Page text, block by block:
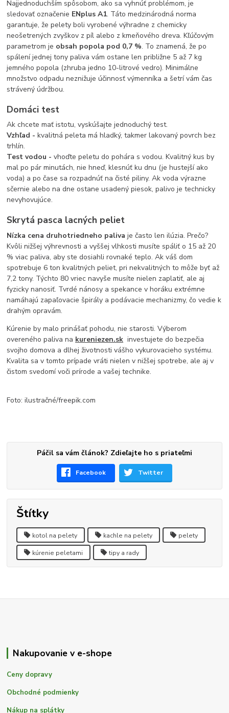
Najjednoduchším spôsobom, ako sa vyhnúť problémom, je
sledovať označenie ENplus A1. Táto medzinárodná norma
garantuje, že pelety boli vyrobené výhradne z chemicky
neošetrených zvyškov z píl alebo z kmeňového dreva. Kľúčovým
parametrom je obsah popola pod 0,7 %. To znamená, že po
spálení jednej tony paliva vám ostane len približne 5 až 7 kg
jemného popola (zhruba jedno 10-litrové vedro). Minimálne
množstvo odpadu neznižuje účinnosť výmenníka a šetrí vám čas
strávený údržbou.
Domáci test
Ak chcete mať istotu, vyskúšajte jednoduchý test.
Vzhľad -kvalitná peleta má hladký, takmer lakovaný povrch bez
trhlín.
Test vodou -vhoďte peletu do pohára s vodou. Kvalitný kus by
mal po pár minutách, nie hneď, klesnúť ku dnu (je hustejší ako
voda) a po čase sa rozpadnúť na čisté piliny. Ak voda výrazne
sčernie alebo na dne ostane usadený piesok, palivo je technicky
nevyhovujúce.
Skrytá pasca lacných peliet
Nízka cena druhotriedneho paliva je často len ilúzia. Prečo?
Kvôli nižšej výhrevnosti a vyššej vlhkosti musíte spáliť o 15 až 20
% viac paliva, aby ste dosiahli rovnaké teplo. Ak váš dom
spotrebuje 6 ton kvalitných peliet, pri nekvalitných to môže byť až
7,2 tony. Týchto 80 vriec navyše musíte nielen zaplatiť, ale aj
fyzicky nanosiť. Tvrdé nánosy a spekance v horáku extrémne
namáhajú zapaľovacie špirály a podávacie mechanizmy, čo vedie k
drahým opravám.
Kúrenie by malo prinášať pohodu, nie starosti. Výberom
overeného paliva na kureniezen.sk investujete do bezpečia
svojho domova a dlhej životnosti vášho vykurovacieho systému.
Kvalita sa v tomto prípade vráti nielen v nižšej spotrebe, ale aj v
čistom svedomí voči prírode a vašej technike.
Foto: ilustračné/freepik.com
Páčil sa vám článok? Zdieľajte ho s priateľmi
Facebook Twitter
Štítky
kotol na pelety kachle na pelety pelety
kúrenie peletami tipy a rady
Nakupovanie v e-shope
Ceny dopravy
Obchodné podmienky
Nákup na splátky